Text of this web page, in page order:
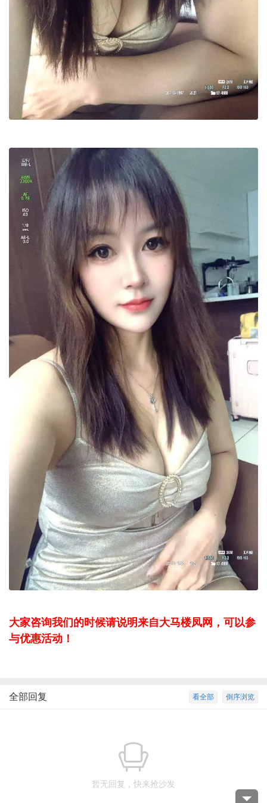
大家咨询我们的时候请说明来自大马楼凤网，可以参
与优惠活动！
倒序浏览
看全部
全部回复
暂无回复，快来抢沙发